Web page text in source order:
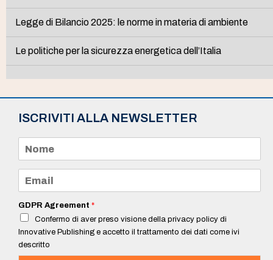
Legge di Bilancio 2025: le norme in materia di ambiente
Le politiche per la sicurezza energetica dell’Italia
ISCRIVITI ALLA NEWSLETTER
m
e
a
i
*
GDPR Agreement *
Confermo di aver preso visione della privacy policy di
Innovative Publishing e accetto il trattamento dei dati come ivi
descritto